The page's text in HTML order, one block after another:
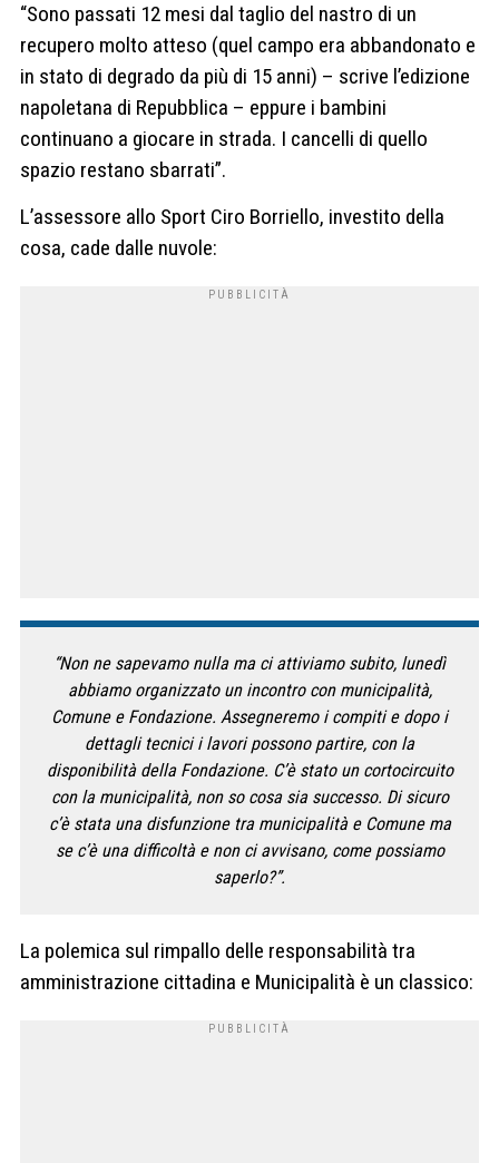
“Sono passati 12 mesi dal taglio del nastro di un
recupero molto atteso (quel campo era abbandonato e
in stato di degrado da più di 15 anni) – scrive l’edizione
napoletana di Repubblica – eppure i bambini
continuano a giocare in strada. I cancelli di quello
spazio restano sbarrati”.
L’assessore allo Sport Ciro Borriello, investito della
cosa, cade dalle nuvole:
“Non ne sapevamo nulla ma ci attiviamo subito, lunedì
abbiamo organizzato un incontro con municipalità,
Comune e Fondazione. Assegneremo i compiti e dopo i
dettagli tecnici i lavori possono partire, con la
disponibilità della Fondazione. C’è stato un cortocircuito
con la municipalità, non so cosa sia successo. Di sicuro
c’è stata una disfunzione tra municipalità e Comune ma
se c’è una difficoltà e non ci avvisano, come possiamo
saperlo?”.
La polemica sul rimpallo delle responsabilità tra
amministrazione cittadina e Municipalità è un classico: